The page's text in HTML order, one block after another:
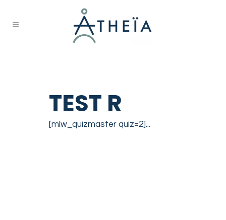
TEST R
[mlw_quizmaster quiz=2]...